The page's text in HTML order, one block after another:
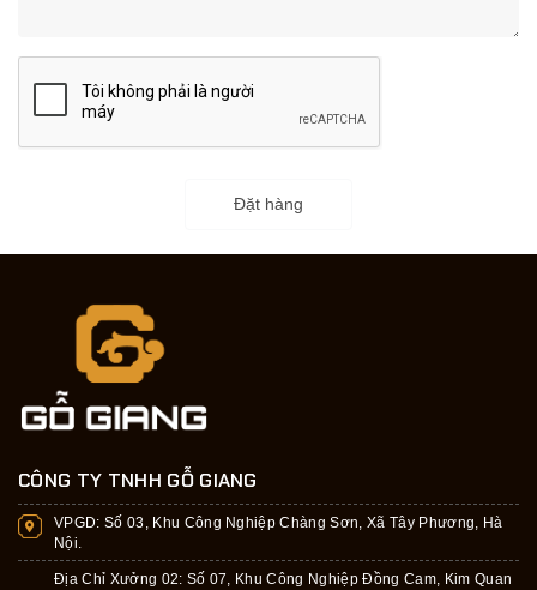
Đặt hàng
CÔNG TY TNHH GỖ GIANG
VPGD: Số 03, Khu Công Nghiệp Chàng Sơn, Xã Tây Phương, Hà
Nội.
Địa Chỉ Xưởng 02: Số 07, Khu Công Nghiệp Đồng Cam, Kim Quan